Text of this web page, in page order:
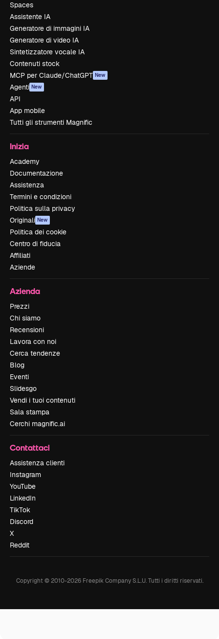
Spaces
Assistente IA
Generatore di immagini IA
Generatore di video IA
Sintetizzatore vocale IA
Contenuti stock
MCP per Claude/ChatGPT New
Agenti New
API
App mobile
Tutti gli strumenti Magnific
Inizia
Academy
Documentazione
Assistenza
Termini e condizioni
Politica sulla privacy
Originali New
Politica dei cookie
Centro di fiducia
Affiliati
Aziende
Azienda
Prezzi
Chi siamo
Recensioni
Lavora con noi
Cerca tendenze
Blog
Eventi
Slidesgo
Vendi i tuoi contenuti
Sala stampa
Cerchi magnific.ai
Contattaci
Assistenza clienti
Instagram
YouTube
LinkedIn
TikTok
Discord
X
Reddit
Copyright © 2010-2026Freepik Company S.L.U. Tutti i diritti riservati.